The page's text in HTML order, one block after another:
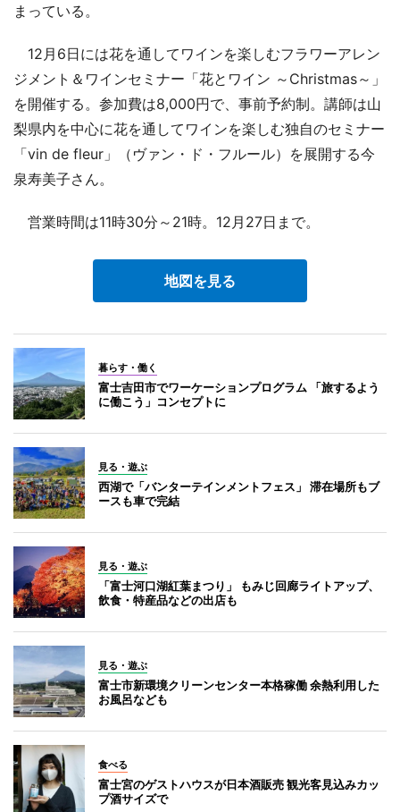
まっている。
12月6日には花を通してワインを楽しむフラワーアレン
ジメント＆ワインセミナー「花とワイン ～Christmas～」
を開催する。参加費は8,000円で、事前予約制。講師は山
梨県内を中心に花を通してワインを楽しむ独自のセミナー
「vin de fleur」（ヴァン・ド・フルール）を展開する今
泉寿美子さん。
営業時間は11時30分～21時。12月27日まで。
地図を見る
暮らす・働く
富士吉田市でワーケーションプログラム 「旅するよう
に働こう」コンセプトに
見る・遊ぶ
西湖で「バンターテインメントフェス」 滞在場所もブ
ースも車で完結
見る・遊ぶ
「富士河口湖紅葉まつり」 もみじ回廊ライトアップ、
飲食・特産品などの出店も
見る・遊ぶ
富士市新環境クリーンセンター本格稼働 余熱利用した
お風呂なども
食べる
富士宮のゲストハウスが日本酒販売 観光客見込みカッ
プ酒サイズで